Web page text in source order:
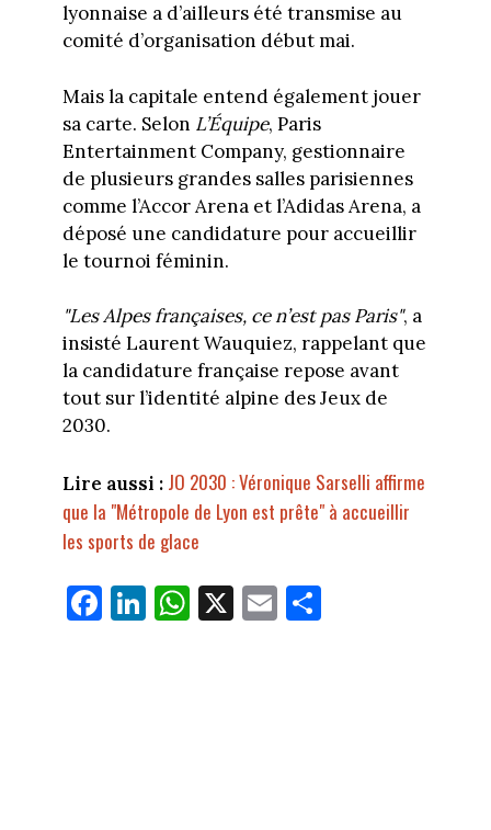
lyonnaise a d’ailleurs été transmise au
comité d’organisation début mai.
Mais la capitale entend également jouer
sa carte. Selon L’Équipe, Paris
Entertainment Company, gestionnaire
de plusieurs grandes salles parisiennes
comme l’Accor Arena et l’Adidas Arena, a
déposé une candidature pour accueillir
le tournoi féminin.
"Les Alpes françaises, ce n’est pas Paris", a
insisté Laurent Wauquiez, rappelant que
la candidature française repose avant
tout sur l’identité alpine des Jeux de
2030.
Lire aussi : JO 2030 : Véronique Sarselli affirme
que la "Métropole de Lyon est prête" à accueillir
les sports de glace
Fa
ce
Li
nk
W
ha
X E
m
Pa